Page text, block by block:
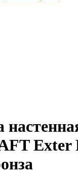
Exter